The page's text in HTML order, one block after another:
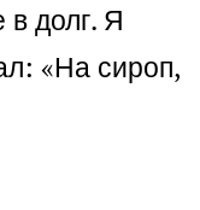
долг. Я
«На сироп,